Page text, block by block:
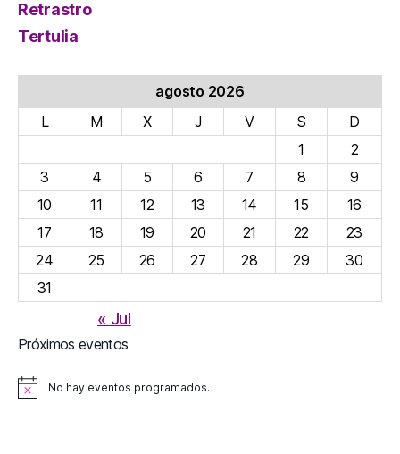
Retrastro
Tertulia
agosto 2026
L
M X J V S
D
1
2
3
4 5 6 7 8
9
10
11 12 13 14 15
16
17
18 19 20 21 22
23
24
25 26 27 28 29
30
31
« Jul
Próximos eventos
No hay eventos programados.